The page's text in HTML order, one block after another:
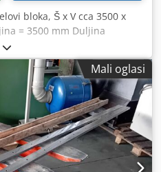
bloka, Š x V cca 3500 x
= 3500 mm Duljina
D Dyox Aiqja . V-utor, bez
mm V-utor, s reduktorima,
220 mm . .
Mali oglasi